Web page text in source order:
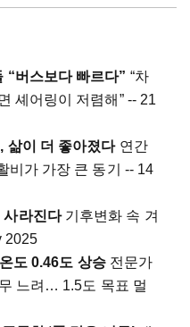
“버스보다 빠르다” “차
셰어링이 저렴해” -- 21
삶이 더 좋아졌다연간
비가 가장 큰 동기 -- 14
사라진다기후변화 속 겨
2025
도 0.46도 상승전문가
느려… 1.5도 목표 멀